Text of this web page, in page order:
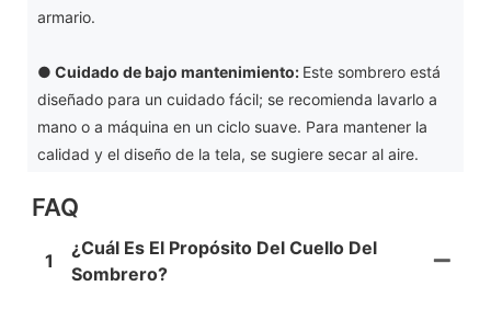
armario.
● Cuidado de bajo mantenimiento: Este sombrero está
diseñado para un cuidado fácil; se recomienda lavarlo a
mano o a máquina en un ciclo suave. Para mantener la
calidad y el diseño de la tela, se sugiere secar al aire.
FAQ
1
¿Cuál Es El Propósito Del Cuello Del
Sombrero?